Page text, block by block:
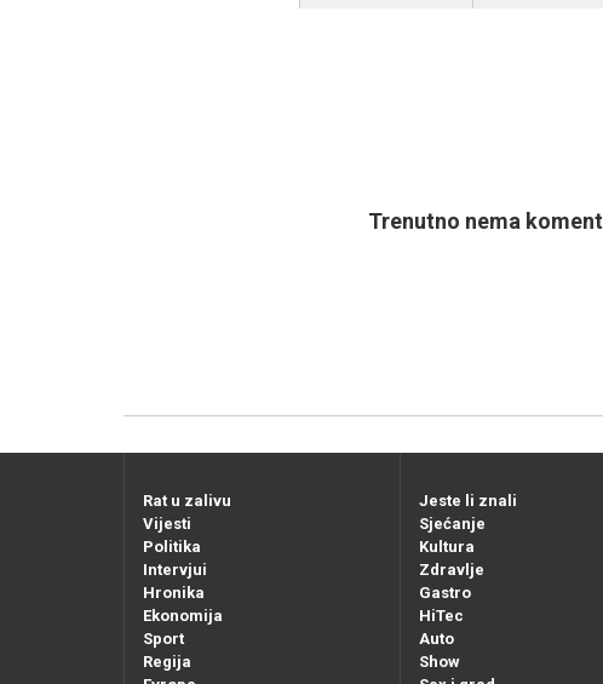
Trenutno nema
Rat u zalivu
Vijesti
Politika
Intervjui
Hronika
Ekonomija
Sport
Regija
Jeste li znali
Sjećanje
Kultura
Zdravlje
Gastro
HiTec
Auto
Show